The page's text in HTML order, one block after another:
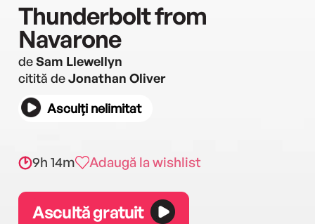
Thunderbolt from
Navarone
deSam Llewellyn
citită deJonathan Oliver
Asculți nelimitat
9h 14m Adaugă la wishlist
Ascultă gratuit